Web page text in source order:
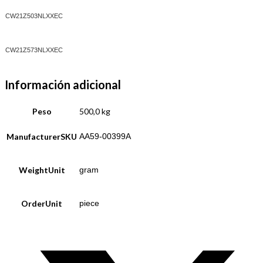
CW21Z503NLXXEC
CW21Z573NLXXEC
Información adicional
Peso 500,0 kg
ManufacturerSKU AA59-00399A
WeightUnit gram
OrderUnit piece